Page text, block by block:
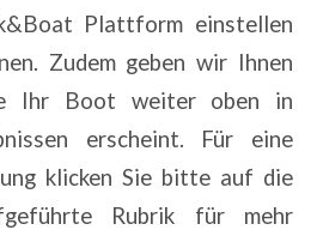
Plattform einstellen
Zudem geben wir Ihnen
Ihr Boot weiter oben in
erscheint. Für eine
klicken Sie bitte auf die
Rubrik für mehr